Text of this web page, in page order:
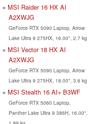
MSI Raider 16 HX AI
A2XWJG
GeForce RTX 5090 Laptop, Arrow
Lake Ultra 9 275HX, 16.00", 2.7 kg
MSI Vector 18 HX AI
A2XWJG
GeForce RTX 5090 Laptop, Arrow
Lake Ultra 9 275HX, 18.00", 3.6 kg
MSI Stealth 16 AI+ B3WF
GeForce RTX 5060 Laptop,
Panther Lake Ultra 9 386H, 16.00",